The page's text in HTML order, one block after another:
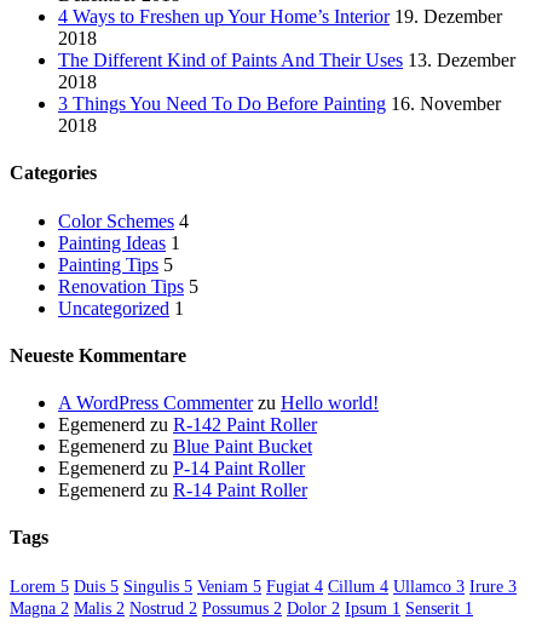
4 Ways to Freshen up Your Home’s Interior 19. Dezember
2018
The Different Kind of Paints And Their Uses 13. Dezember
2018
3 Things You Need To Do Before Painting 16. November
2018
Categories
Color Schemes 4
Painting Ideas 1
Painting Tips 5
Renovation Tips 5
Uncategorized 1
Neueste Kommentare
A WordPress Commenterzu Hello world!
Egemenerd zu R-142 Paint Roller
Egemenerd zu Blue Paint Bucket
Egemenerd zu P-14 Paint Roller
Egemenerd zu R-14 Paint Roller
Tags
Lorem 5 Duis 5 Singulis 5 Veniam 5 Fugiat 4 Cillum 4 Ullamco 3 Irure 3
Magna 2 Malis 2 Nostrud 2 Possumus 2 Dolor 2 Ipsum 1 Senserit 1